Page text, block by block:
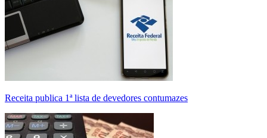
Receita publica 1ª lista de devedores contumazes